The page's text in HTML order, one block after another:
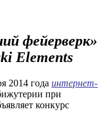
фейерверк»
Elements
2014 годаинтернет-
при
конкурс